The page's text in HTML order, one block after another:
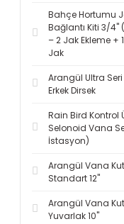
Bahçe Hortumu
Bağlantı Kiti 3/4''
– 2 Jak Ekleme +
Jak
Arangül Ultra
Erkek Dirsek
Rain Bird Kontrol
Selonoid Vana
İstasyon)
Arangül Vana
Standart 12''
Arangül Vana
Yuvarlak 10''